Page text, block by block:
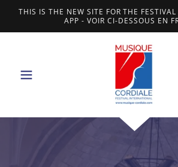
THIS IS THE NEW SITE FOR THE
APP - VOIR CI-DESSOUS EN